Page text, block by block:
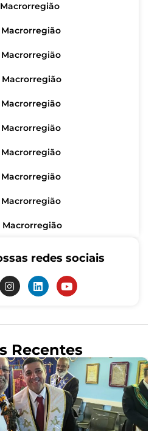
Macrorregião
Macrorregião
Macrorregião
Macrorregião
Macrorregião
Macrorregião
Macrorregião
Macrorregião
Macrorregião
Macrorregião
redes sociais
Recentes